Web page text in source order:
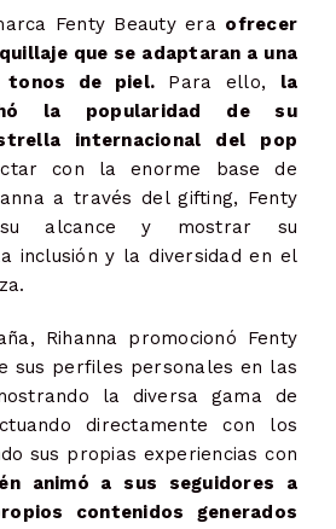
Fenty Beauty era ofrecer
que se adaptaran a una
tonos de piel. Para ello, la
la popularidad de su
internacional del pop
con la enorme base de
a través del gifting, Fenty
alcance y mostrar su
inclusión y la diversidad en el
Rihanna promocionó Fenty
sus perfiles personales en las
la diversa gama de
directamente con los
sus propias experiencias con
animó a sus seguidores a
contenidos generados